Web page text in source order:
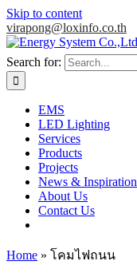
Skip to content
virapong@loxinfo.co.th
Search for:
EMS
LED Lighting
Services
Products
Projects
News & Inspiration
About Us
Contact Us
Home » โคมไฟถนน